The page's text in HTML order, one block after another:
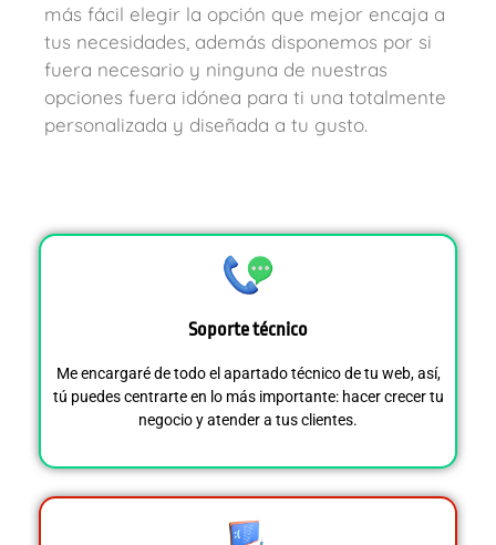
más fácil elegir la opción que mejor encaja a
tus necesidades, además disponemos por si
fuera necesario y ninguna de nuestras
opciones fuera idónea para ti una totalmente
personalizada y diseñada a tu gusto.
Soporte técnico
Me encargaré de todo el apartado técnico de tu web, así,
tú puedes centrarte en lo más importante: hacer crecer tu
negocio y atender a tus clientes.